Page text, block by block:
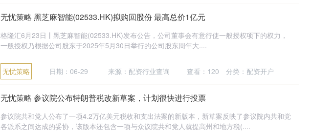
无忧策略 黑芝麻智能(02533.HK)拟购回股份 最高总价1亿元
格隆汇6月23日丨黑芝麻智能(02533.HK)发布公告，公司董事会有意行使一般授权项下的权力，
一般授权乃根据公司股东于2025年5月30日举行的公司股东周年大....
无忧策略 日期：06-29 来源：配资行业查询 查看： 120 分类： 配资开户
无忧策略 参议院公布特朗普税改新草案，计划很快进行投票
参议院共和党人公布了一项4.2万亿美元税收和支出法案的新版本，新草案反映了参议院内共和党
各派系之间达成的妥协，该版本还包含一项与众议院共和党人就提高州和地方税(....